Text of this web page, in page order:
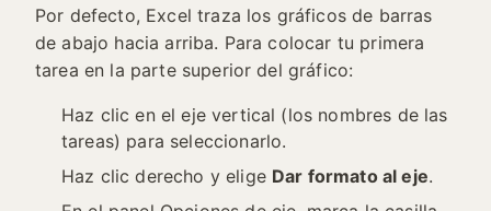
Por defecto, Excel traza los gráficos de barras
de abajo hacia arriba. Para colocar tu primera
tarea en la parte superior del gráfico:
Haz clic en el eje vertical (los nombres de las
tareas) para seleccionarlo.
Haz clic derecho y elige Dar formato al eje.